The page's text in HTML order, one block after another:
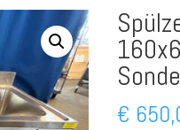
€